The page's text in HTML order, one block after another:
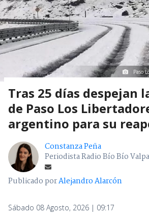
Paso
Tras 25 días despejan
de Paso Los
argentino para su
Constanza Peña
Periodista Radio Bío Bío
Publicado porAlejandro Alarcón
Sábado 08 Agosto, 2026 | 09:17